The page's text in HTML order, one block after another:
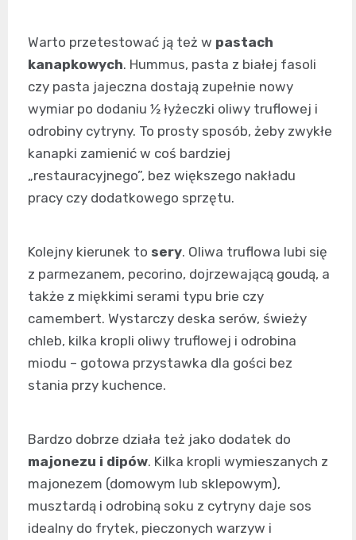
Warto przetestować ją też w pastach
kanapkowych. Hummus, pasta z białej fasoli
czy pasta jajeczna dostają zupełnie nowy
wymiar po dodaniu ½ łyżeczki oliwy truflowej i
odrobiny cytryny. To prosty sposób, żeby zwykłe
kanapki zamienić w coś bardziej
„restauracyjnego”, bez większego nakładu
pracy czy dodatkowego sprzętu.
Kolejny kierunek to sery. Oliwa truflowa lubi się
z parmezanem, pecorino, dojrzewającą goudą, a
także z miękkimi serami typu brie czy
camembert. Wystarczy deska serów, świeży
chleb, kilka kropli oliwy truflowej i odrobina
miodu – gotowa przystawka dla gości bez
stania przy kuchence.
Bardzo dobrze działa też jako dodatek do
majonezu i dipów. Kilka kropli wymieszanych z
majonezem (domowym lub sklepowym),
musztardą i odrobiną soku z cytryny daje sos
idealny do frytek, pieczonych warzyw i